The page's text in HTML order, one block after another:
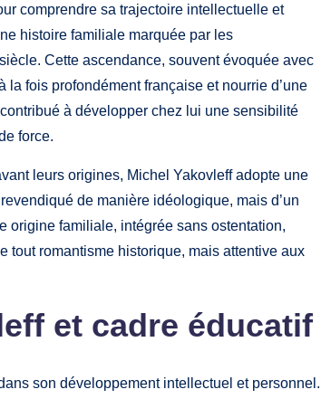
comprendre sa trajectoire intellectuelle et
histoire familiale marquée par les
Cette ascendance, souvent évoquée avec
fois profondément française et nourrie d’une
à développer chez lui une sensibilité
force.
leurs origines, Michel Yakovleff adopte une
de manière idéologique, mais d’un
origine familiale, intégrée sans ostentation,
tout romantisme historique, mais attentive aux
et cadre éducatif
son développement intellectuel et personnel.